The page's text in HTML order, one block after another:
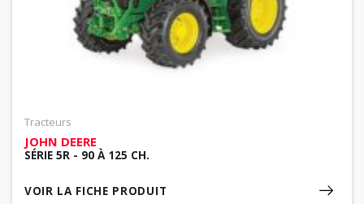
Tracteurs
JOHN DEERE
SÉRIE 5R - 90 À 125 CH.
VOIR LA FICHE PRODUIT